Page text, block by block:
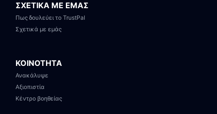
ΣΧΕΤΙΚΑ ΜΕ ΕΜΑΣ
Πως δουλεύει το TrustPal
Σχετικά με εμάς
ΚΟΙΝΟΤΗΤΑ
Ανακάλυψε
Αξιοπιστία
Κέντρο βοηθείας